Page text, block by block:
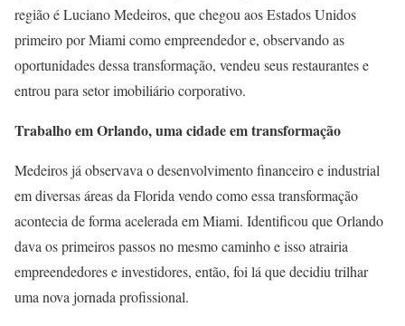
região é Luciano Medeiros, que chegou aos Estados Unidos
primeiro por Miami como empreendedor e, observando as
oportunidades dessa transformação, vendeu seus restaurantes e
entrou para setor imobiliário corporativo.
Trabalho em Orlando, uma cidade em transformação
Medeiros já observava o desenvolvimento financeiro e industrial
em diversas áreas da Florida vendo como essa transformação
acontecia de forma acelerada em Miami. Identificou que Orlando
dava os primeiros passos no mesmo caminho e isso atrairia
empreendedores e investidores, então, foi lá que decidiu trilhar
uma nova jornada profissional.